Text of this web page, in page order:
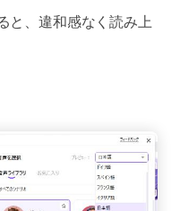
と、違和感なく読み上